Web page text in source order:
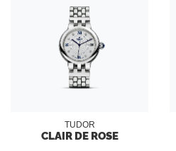
TUDOR
CLAIR DE ROSE